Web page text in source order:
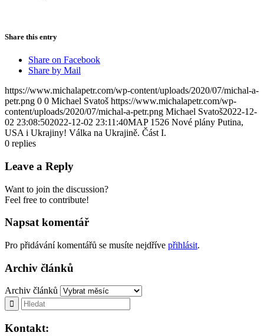
Share this entry
Share on Facebook
Share by Mail
https://www.michalapetr.com/wp-content/uploads/2020/07/michal-a-
petr.png 0 0 Michael Svatoš https://www.michalapetr.com/wp-
content/uploads/2020/07/michal-a-petr.png Michael Svatoš2022-12-
02 23:08:502022-12-02 23:11:40MAP 1526 Nové plány Putina,
USA i Ukrajiny! Válka na Ukrajině. Část I.
0 replies
Leave a Reply
Want to join the discussion?
Feel free to contribute!
Napsat komentář
Pro přidávání komentářů se musíte nejdříve přihlásit.
Archiv článků
Archiv článků
Kontakt: